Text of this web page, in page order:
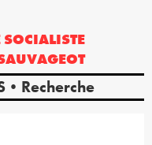
SOCIALISTE
Recherche